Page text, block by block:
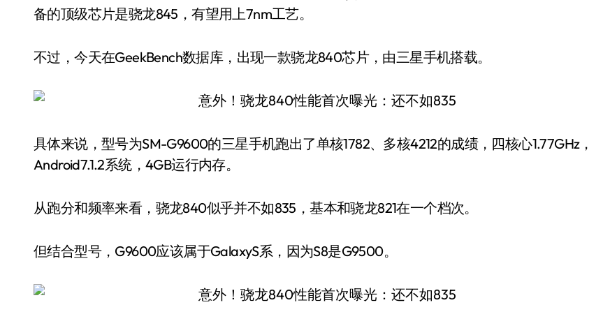
备的顶级芯片是骁龙845，有望用上7nm工艺。
不过，今天在GeekBench数据库，出现一款骁龙840芯片，由三星手机搭载。
具体来说，型号为SM-G9600的三星手机跑出了单核1782、多核4212的成绩，四核心1.77GHz，
Android7.1.2系统，4GB运行内存。
从跑分和频率来看，骁龙840似乎并不如835，基本和骁龙821在一个档次。
但结合型号，G9600应该属于GalaxyS系，因为S8是G9500。